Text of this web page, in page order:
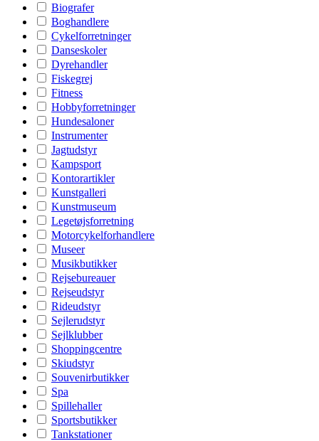
Biografer
Boghandlere
Cykelforretninger
Danseskoler
Dyrehandler
Fiskegrej
Fitness
Hobbyforretninger
Hundesaloner
Instrumenter
Jagtudstyr
Kampsport
Kontorartikler
Kunstgalleri
Kunstmuseum
Legetøjsforretning
Motorcykelforhandlere
Museer
Musikbutikker
Rejsebureauer
Rejseudstyr
Rideudstyr
Sejlerudstyr
Sejlklubber
Shoppingcentre
Skiudstyr
Souvenirbutikker
Spa
Spillehaller
Sportsbutikker
Tankstationer